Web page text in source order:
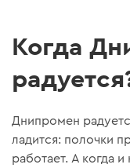
Когда
Днипромен
ладится: полочки
работает. А когда